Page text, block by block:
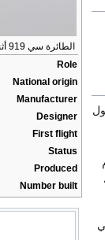
الطائرة سي 919 أثناء أول رحلاتها التجريبية في 6 مايو 2017.
Role
National origin
Manufacturer
Designer
First flight
Status
Produced
Number built